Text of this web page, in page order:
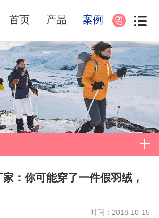
首页 产品 案例
：你可能穿了一件假羽绒，
时间：2018-10-15